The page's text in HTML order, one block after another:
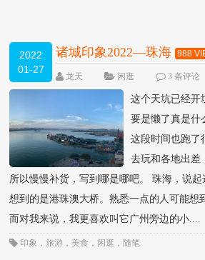
2022
01-27
诸城印象2022—珠海 988
龙天 闲逛 3 条评论
这个天坑已经开
要是懒了真是什
这段时间也跑了
去玩和各地出差
所以慢慢补货，写到哪是哪吧。 珠海，说
想到的是港珠澳大桥。熟悉一点的人可能想
而对我来说，我更喜欢叫它广州旁边的小....
印象 ，旅游 ， 美食 ， 闲逛 ， 随笔